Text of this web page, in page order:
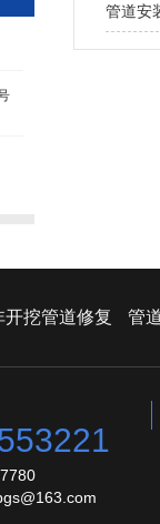
管道安
开挖管道修复 管